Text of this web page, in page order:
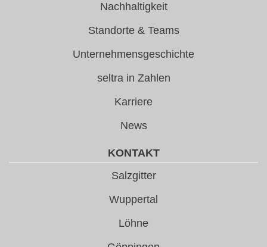
Nachhaltigkeit
Standorte & Teams
Unternehmensgeschichte
seltra in Zahlen
Karriere
News
KONTAKT
Salzgitter
Wuppertal
Löhne